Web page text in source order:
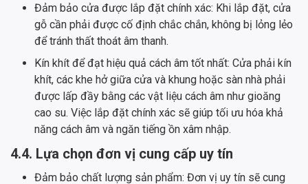
Đảm bảo cửa được lắp đặt chính xác: Khi lắp đặt, cửa
gỗ cần phải được cố định chắc chắn, không bị lỏng lẻo
để tránh thất thoát âm thanh.
Kín khít để đạt hiệu quả cách âm tốt nhất: Cửa phải kín
khít, các khe hở giữa cửa và khung hoặc sàn nhà phải
được lấp đầy bằng các vật liệu cách âm như gioăng
cao su. Việc lắp đặt chính xác sẽ giúp tối ưu hóa khả
năng cách âm và ngăn tiếng ồn xâm nhập.
4.4. Lựa chọn đơn vị cung cấp uy tín
Đảm bảo chất lượng sản phẩm: Đơn vị uy tín sẽ cung